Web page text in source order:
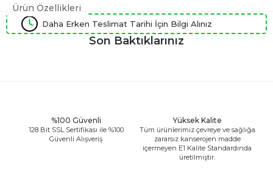
Ürün Özellikleri
Daha Erken Teslimat Tarihi İçin Bilgi Alınız
Son Baktıklarınız
%100 Güvenli
128 Bit SSL Sertifikası ile %100
Güvenli Alışveriş
Yüksek Kalite
Tüm ürünlerimiz çevreye ve sağlığa
zararsız kanserojen madde
içermeyen E1 Kalite Standardında
üretilmiştir.